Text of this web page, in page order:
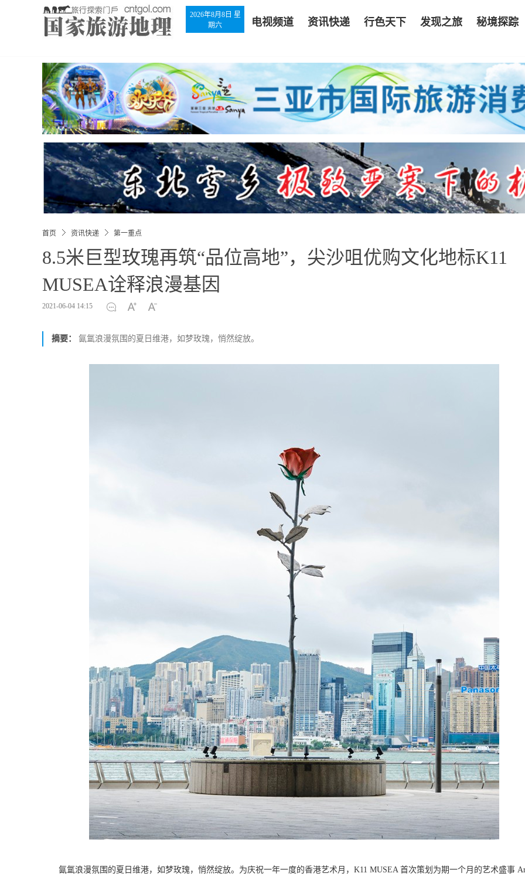
2026年8月8日 星
期六
电视频道 资讯快递 行色天下 发现之旅 秘境探踪
首页 资讯快递 第一重点
8.5米巨型玫瑰再筑“品位高地”，尖沙咀优购文化地标K11
MUSEA诠释浪漫基因
2021-06-04 14:15
摘要： 氤氲浪漫氛围的夏日维港，如梦玫瑰，悄然绽放。
氤氲浪漫氛围的夏日维港，如梦玫瑰，悄然绽放。为庆祝一年一度的香港艺术月，K11 MUSEA 首次策划为期一个月的艺术盛事